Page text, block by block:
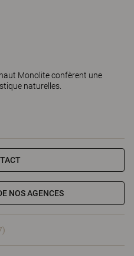
Monolite confèrent une
naturelles.
NOS AGENCES